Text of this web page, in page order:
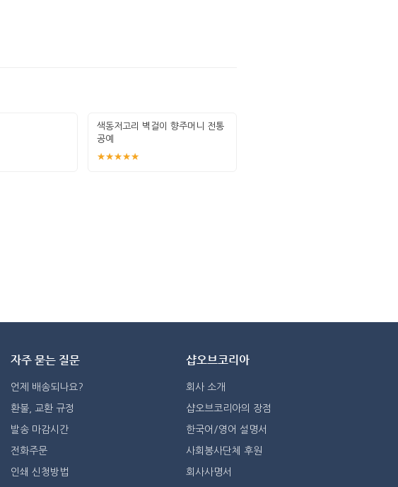
색동저고리 벽걸이 향주머니 전통
공예
★★★★★
자주 묻는 질문
언제 배송되나요?
환불, 교환 규정
발송 마감시간
전화주문
인쇄 신청방법
샵오브코리아
회사 소개
샵오브코리아의 장점
한국어/영어 설명서
사회봉사단체 후원
회사사명서